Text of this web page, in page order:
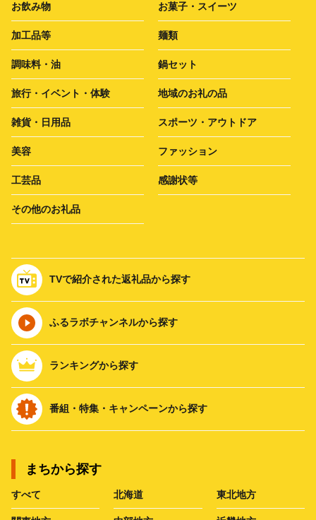
お飲み物 お菓子・スイーツ
加工品等 麺類
調味料・油 鍋セット
旅行・イベント・体験 地域のお礼の品
雑貨・日用品 スポーツ・アウトドア
美容 ファッション
工芸品 感謝状等
その他のお礼品
TVで紹介された返礼品から探す
ふるラボチャンネルから探す
ランキングから探す
番組・特集・キャンペーンから探す
まちから探す
すべて 北海道 東北地方